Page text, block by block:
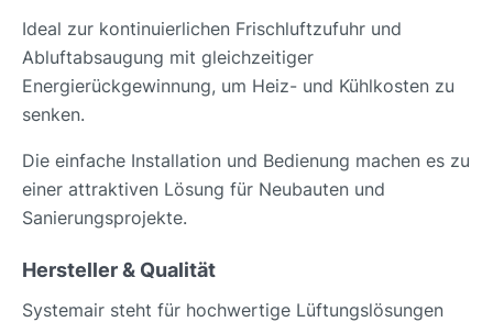
Ideal zur kontinuierlichen Frischluftzufuhr und
Abluftabsaugung mit gleichzeitiger
Energierückgewinnung, um Heiz- und Kühlkosten zu
senken.
Die einfache Installation und Bedienung machen es zu
einer attraktiven Lösung für Neubauten und
Sanierungsprojekte.
Hersteller & Qualität
Systemair steht für hochwertige Lüftungslösungen